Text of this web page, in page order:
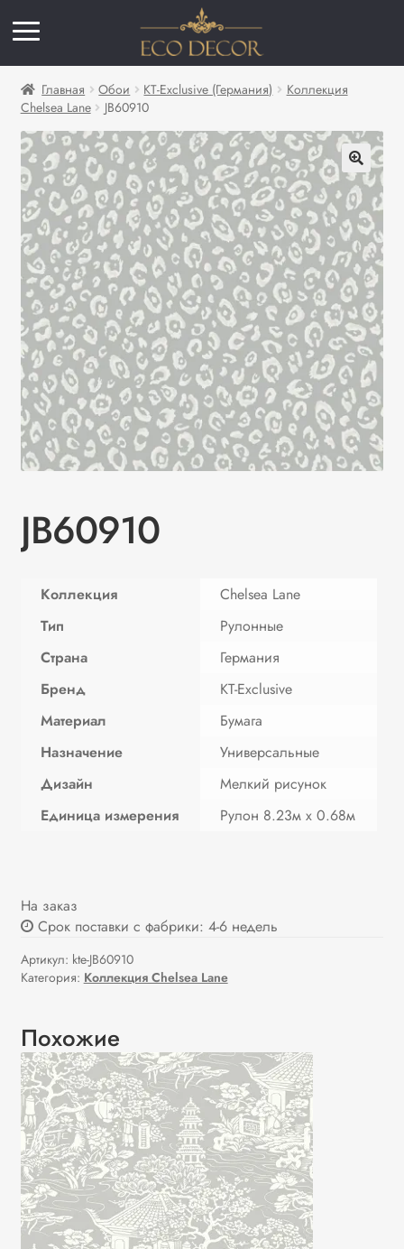
Главная Обои KT-Exclusive (Германия)
Коллекция
Chelsea Lane
JB60910
На заказ
Срок поставки с фабрики: 4-6 недель
Артикул: kte-JB60910
Категория: Коллекция Chelsea Lane
JB60910
Коллекция
Chelsea Lane
Тип
Рулонные
Страна
Германия
Бренд
KT-Exclusive
Материал
Бумага
Назначение
Универсальные
Дизайн
Мелкий рисунок
Единица измерения
Рулон 8.23м х 0.68м
Похожие